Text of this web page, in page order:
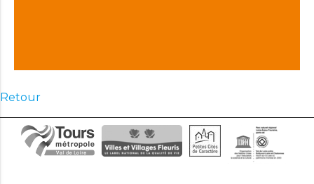
Retour